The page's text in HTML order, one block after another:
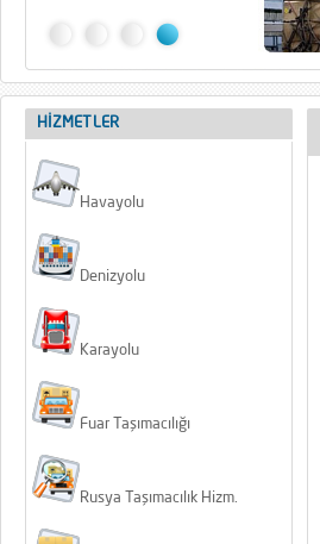
HİZMETLER
Havayolu
Denizyolu
Karayolu
Fuar Taşımacılığı
Rusya Taşımacılık Hizm.